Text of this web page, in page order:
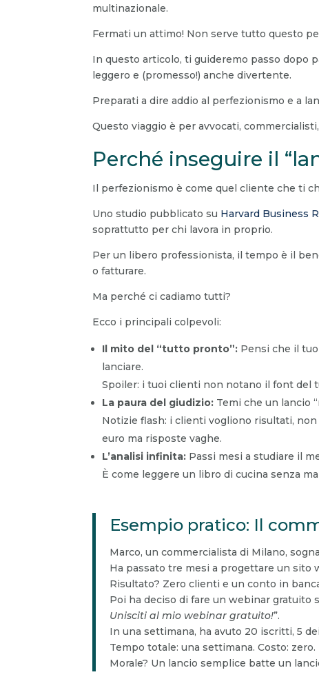
multinazionale.
Fermati un attimo! Non serve tutto questo
In questo articolo, ti guideremo passo dopo
leggero e (promesso!) anche divertente.
Preparati a dire addio al perfezionismo e a
Questo viaggio è per avvocati,
Perché inseguire il
Il perfezionismo è come quel cliente che ti
Uno studio pubblicato su Harvard Business
soprattutto per chi lavora in proprio.
Per un libero professionista, il tempo è il
o fatturare.
Ma perché ci cadiamo tutti?
Ecco i principali colpevoli:
Il mito del “tutto pronto”: Pensi che il
lanciare.
Spoiler: i tuoi clienti non notano il font del
La paura del giudizio: Temi che un lancio
Notizie flash: i clienti vogliono risultati,
euro ma risposte vaghe.
L’analisi infinita: Passi mesi a studiare il
È come leggere un libro di cucina senza
Esempio pratico: Il
Marco, un commercialista di Milano,
Ha passato tre mesi a progettare un sito
Risultato? Zero clienti e un conto in
Poi ha deciso di fare un webinar gratuito
Unisciti al mio webinar gratuito!”.
In una settimana, ha avuto 20 iscritti, 5
Tempo totale: una settimana. Costo: zero.
Morale? Un lancio semplice batte un